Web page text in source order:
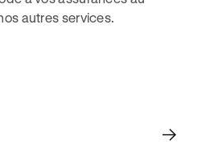
autres services.